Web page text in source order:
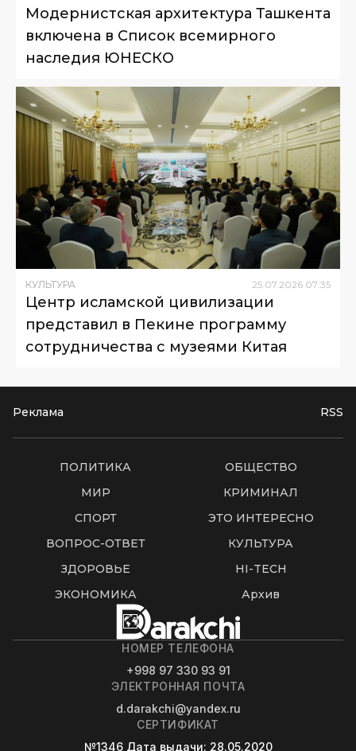
Модернистская архитектура Ташкента
включена в Список всемирного
наследия ЮНЕСКО
КУЛЬТУРА 25.07.2026 07:35
Центр исламской цивилизации
представил в Пекине программу
сотрудничества с музеями Китая
Реклама RSS
ПОЛИТИКА
ОБЩЕСТВО
МИР
КРИМИНАЛ
СПОРТ
ЭТО ИНТЕРЕСНО
ВОПРОС-ОТВЕТ
КУЛЬТУРА
ЗДОРОВЬЕ
HI-TECH
ЭКОНОМИКА
Архив
НОМЕР ТЕЛЕФОНА
+998 97 330 93 91
ЭЛЕКТРОННАЯ ПОЧТА
d.darakchi@yandex.ru
СЕРТИФИКАТ
№1346 Дата выдачи: 28.05.2020